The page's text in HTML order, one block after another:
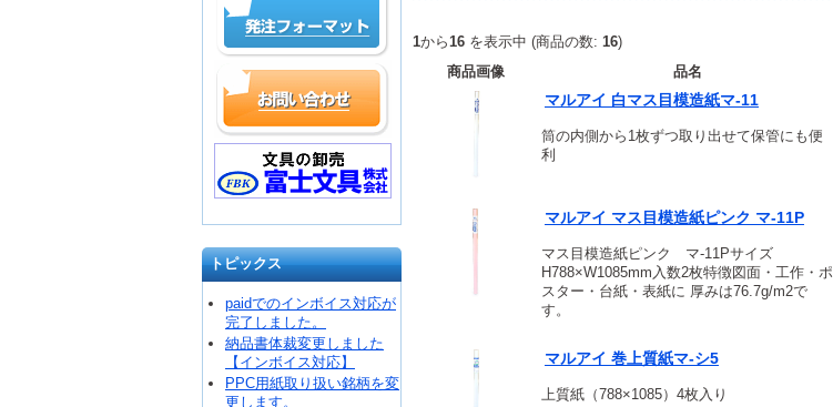
トピックス
paidでのインボイス対応が
完了しました。
納品書体裁変更しました
【インボイス対応】
PPC用紙取り扱い銘柄を変
更します。
1から16 を表示中 (商品の数: 16)
商品画像
品名
マルアイ 白マス目模造紙マ-11
筒の内側から1枚ずつ取り出せて保管にも便
利
マルアイ マス目模造紙ピンク マ-11P
マス目模造紙ピンク マ-11Pサイズ
H788×W1085mm入数2枚特徴図面・工作・ポ
スター・台紙・表紙に 厚みは76.7g/m2で
す。
マルアイ 巻上質紙マ-シ5
上質紙（788×1085）4枚入り